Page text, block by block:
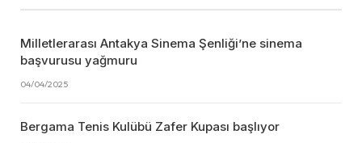
Milletlerarası Antakya Sinema Şenliği’ne sinema
başvurusu yağmuru
04/04/2025
Bergama Tenis Kulübü Zafer Kupası başlıyor